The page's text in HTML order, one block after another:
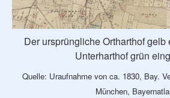
Der ursprüngliche Ortharthof gelb
Unterharthof grün
Quelle: Uraufnahme von ca. 1830, Bay.
München,